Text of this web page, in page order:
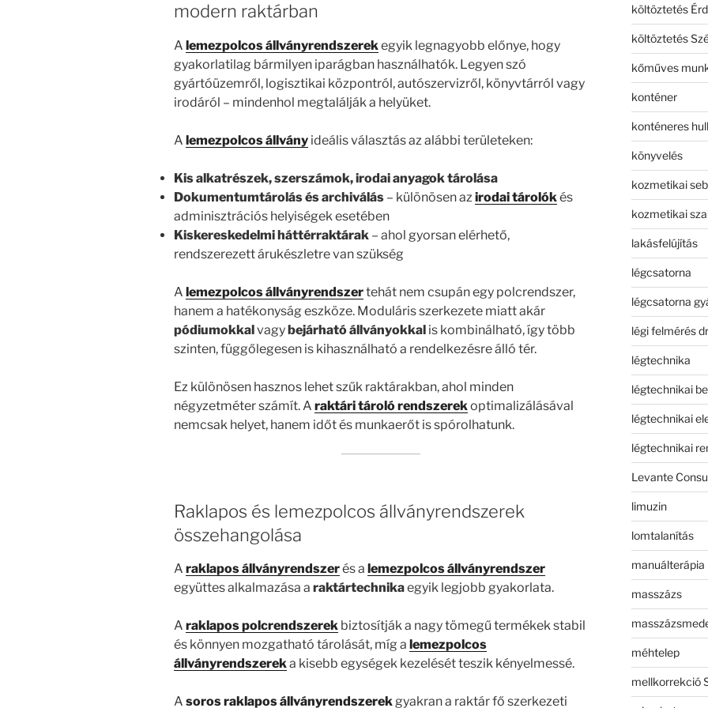
modern raktárban
A lemezpolcos állványrendszerek egyik legnagyobb előnye, hogy
gyakorlatilag bármilyen iparágban használhatók. Legyen szó
gyártóüzemről, logisztikai központról, autószervizről, könyvtárról vagy
irodáról – mindenhol megtalálják a helyüket.
A lemezpolcos állvány ideális választás az alábbi területeken:
Kis alkatrészek, szerszámok, irodai anyagok tárolása
Dokumentumtárolás és archiválás – különösen az irodai tárolók és
adminisztrációs helyiségek esetében
Kiskereskedelmi háttérraktárak – ahol gyorsan elérhető,
rendszerezett árukészletre van szükség
A lemezpolcos állványrendszertehát nem csupán egy polcrendszer,
hanem a hatékonyság eszköze. Moduláris szerkezete miatt akár
pódiumokkalvagybejárható állványokkal is kombinálható, így több
szinten, függőlegesen is kihasználható a rendelkezésre álló tér.
Ez különösen hasznos lehet szűk raktárakban, ahol minden
négyzetméter számít. A raktári tároló rendszerek optimalizálásával
nemcsak helyet, hanem időt és munkaerőt is spórolhatunk.
Raklapos és lemezpolcos állványrendszerek
összehangolása
A raklapos állványrendszerés a lemezpolcos állványrendszer
együttes alkalmazása a raktártechnikaegyik legjobb gyakorlata.
A raklapos polcrendszerek biztosítják a nagy tömegű termékek stabil
és könnyen mozgatható tárolását, míg a lemezpolcos
állványrendszereka kisebb egységek kezelését teszik kényelmessé.
A soros raklapos állványrendszerekgyakran a raktár fő szerkezeti
költöztetés Érd
költöztetés
kőműves
konténer
konténeres
könyvelés
kozmetikai
kozmetikai
lakásfelújítás
légcsatorna
légcsatorna
légi felmérés
légtechnika
légtechnikai
légtechnikai
légtechnikai
Levante
limuzin
lomtalanítás
manuálterápia
masszázs
méhtelep
mellkorrekció